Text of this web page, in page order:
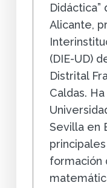
Alicante,
(DIE-UD)
Distrital
Caldas.
Sevilla en
formación